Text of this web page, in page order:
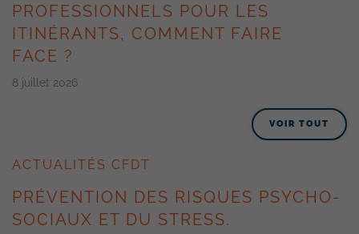
PROFESSIONNELS POUR LES
ITINÉRANTS, COMMENT FAIRE
FACE ?
8 juillet 2026
VOIR TOUT
ACTUALITÉS CFDT
PRÉVENTION DES RISQUES PSYCHO-
SOCIAUX ET DU STRESS.